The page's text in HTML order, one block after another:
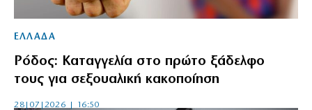
ΕΛΛΑΔΑ
Ρόδος: Καταγγελία στο πρώτο ξάδελφο
τους για σεξουαλική κακοποίηση
28|07|2026 | 16:50